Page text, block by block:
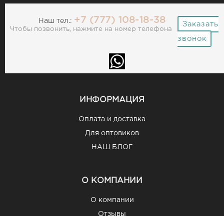
Наш тел.: +7 (777) 108-18-38
Чтобы позвонить, нажмите на номер телефона
Заказать
звонок
ИНФОРМАЦИЯ
Оплата и доставка
Для оптовиков
НАШ БЛОГ
О КОМПАНИИ
О компании
Отзывы